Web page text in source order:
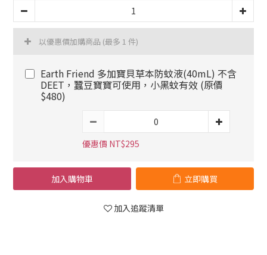
以優惠價加購商品 (最多 1 件)
Earth Friend 多加寶貝草本防蚊液(40mL) 不含
DEET，蠶豆寶寶可使用，小黑蚊有效 (原價
$480)
優惠價 NT$295
加入購物車 立即購買
加入追蹤清單